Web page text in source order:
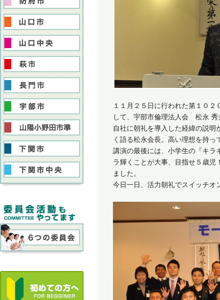
１１月２５日に行われた第１０
して、宇部市倫理法人会 松永 秀
自社に朝礼を導入した経緯の説
く語る松永会長。高い理想を持
講演の最後には、小学生の『キラ
ラ輝くことが大事、目指せ５歳
ました。
今日一日、活力朝礼でスイッチオ